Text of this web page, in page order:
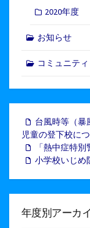
2020年度
お知らせ
コミュニテ
台風時等（暴
児童の登下校に
「熱中症特
小学校いじめ
年度別アーカ